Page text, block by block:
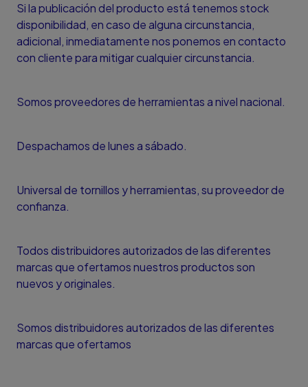
Si la publicación del producto está tenemos stock
disponibilidad, en caso de alguna circunstancia,
adicional, inmediatamente nos ponemos en contacto
con cliente para mitigar cualquier circunstancia.
Somos proveedores de herramientas a nivel nacional.
Despachamos de lunes a sábado.
Universal de tornillos y herramientas, su proveedor de
confianza.
Todos distribuidores autorizados de las diferentes
marcas que ofertamos nuestros productos son
nuevos y originales.
Somos distribuidores autorizados de las diferentes
marcas que ofertamos